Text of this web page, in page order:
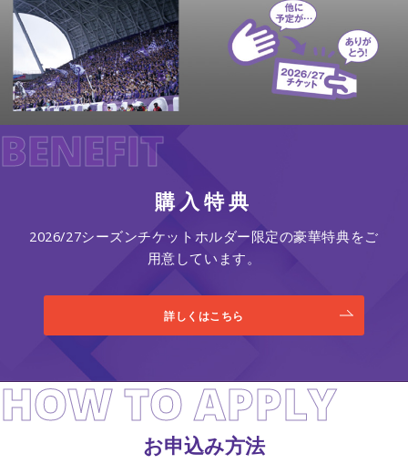
BENEFIT
購入特典
2026/27シーズンチケットホルダー限定の豪華特典をご
用意しています。
詳しくはこちら
HOW TO APPLY
お申込み方法